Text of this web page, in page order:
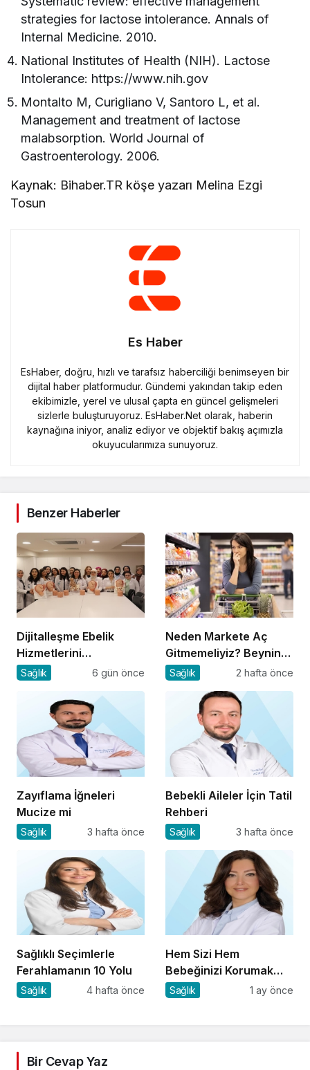
strategies for lactose intolerance. Annals of
Internal Medicine. 2010.
National Institutes of Health (NIH). Lactose
Intolerance: https://www.nih.gov
Montalto M, Curigliano V, Santoro L, et al.
Management and treatment of lactose
malabsorption. World Journal of
Gastroenterology. 2006.
Kaynak: Bihaber.TR köşe yazarı Melina Ezgi
Tosun
Es Haber
EsHaber, doğru, hızlı ve tarafsız haberciliği benimseyen bir
dijital haber platformudur. Gündemi yakından takip eden
ekibimizle, yerel ve ulusal çapta en güncel gelişmeleri
sizlerle buluşturuyoruz. EsHaber.Net olarak, haberin
kaynağına iniyor, analiz ediyor ve objektif bakış açımızla
okuyucularımıza sunuyoruz.
Benzer Haberler
Dijitalleşme Ebelik
Hizmetlerini
Dönüştürüyor
Sağlık 6 gün önce
Neden Markete Aç
Gitmemeliyiz? Beynin
Satın Alma Psikolojisi
Sağlık 2 hafta önce
Zayıflama İğneleri
Mucize mi
Sağlık 3 hafta önce
Bebekli Aileler İçin Tatil
Rehberi
Sağlık 3 hafta önce
Sağlıklı Seçimlerle
Ferahlamanın 10 Yolu
Sağlık 4 hafta önce
Hem Sizi Hem
Bebeğinizi Korumak
İçin 8 Kritik Uyarı
Sağlık 1 ay önce
Bir Cevap Yaz